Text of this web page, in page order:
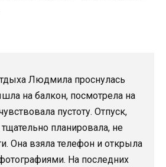
Людмила проснулась
на балкон, посмотрела на
пустоту. Отпуск,
планировала, не
Она взяла телефон и открыла
На последних